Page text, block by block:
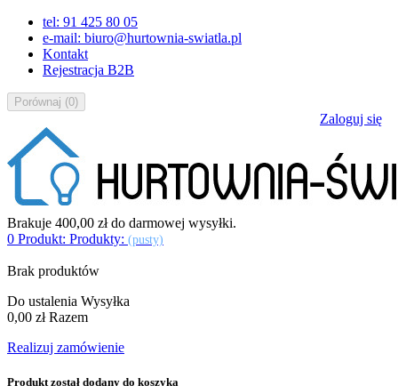
tel: 91 425 80 05
e-mail: biuro@hurtownia-swiatla.pl
Kontakt
Rejestracja B2B
Porównaj (0)
Zaloguj się
Brakuje 400,00 złdo darmowej wysyłki.
0 Produkt: Produkty: (pusty)
Brak produktów
Do ustalenia Wysyłka
0,00 zł Razem
Realizuj zamówienie
Produkt został dodany do koszyka